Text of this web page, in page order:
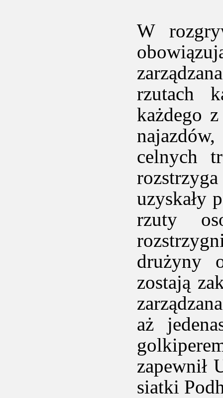
W
rzutach
każdego
celnych
uzyskały
rzuty
drużyny
zostają
aż
zapewnił
siatki